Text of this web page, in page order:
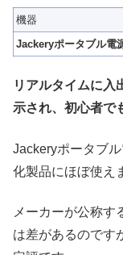
機器
Jackeryポータブル電
リアルタイムに入
示され、初心者で
Jackeryポータブ
化製品にほぼ使え
メーカーが公称す
は差があるのです